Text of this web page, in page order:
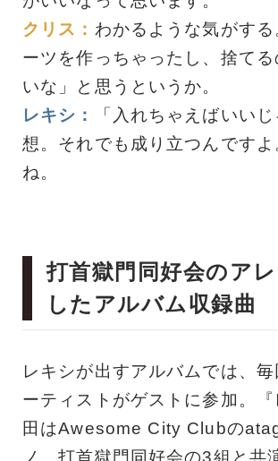
クリス： わかるような気がす
ーツを作っちゃったし、捨て
いな」と思うというか。
レキシ：
「入れちゃえばいい
想。それでも成り立つんですよ
ね。
打首獄門同好会のア
したアルバム収録曲
レキシが出すアルバムでは、
ーティストがゲストに参加。
田はAwesome City Clubの
ノ、打首獄門同好会の3組と共